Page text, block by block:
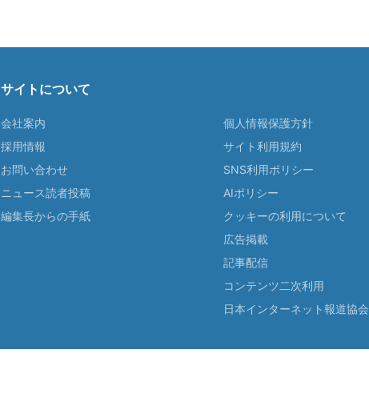
サイトについて
会社案内
採用情報
お問い合わせ
ニュース読者投稿
編集長からの手紙
個人情報保護方針
サイト利用規約
SNS利用ポリシー
AIポリシー
クッキーの利用について
広告掲載
記事配信
コンテンツ二次利用
日本インターネット報道協会